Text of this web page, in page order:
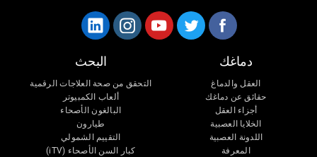
دماغك
العقل والدماغ
حقائق عن دماغك
أجزاء العقل
الخلايا العصبية
اللدونة العصبية
المعرفة
البحث
التحقق من صحة العلاجات الرقمية
ألعاب الكمبيوتر
البالغون الأصحاء
طيارون
التقييم الشمولي
كبار السن الأصحاء (iTV)